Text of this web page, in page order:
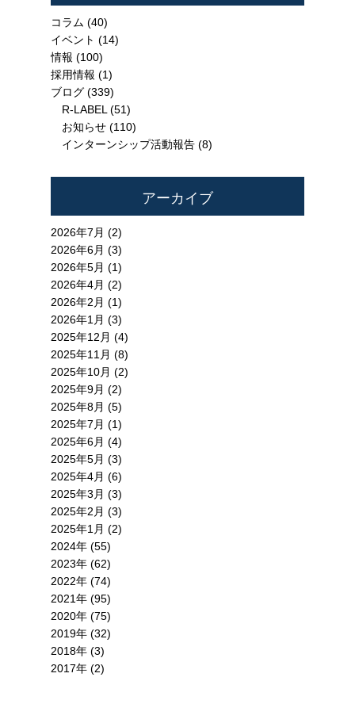
コラム (40)
イベント (14)
情報 (100)
採用情報 (1)
ブログ (339)
R-LABEL (51)
お知らせ (110)
インターンシップ活動報告 (8)
アーカイブ
2026年7月 (2)
2026年6月 (3)
2026年5月 (1)
2026年4月 (2)
2026年2月 (1)
2026年1月 (3)
2025年12月 (4)
2025年11月 (8)
2025年10月 (2)
2025年9月 (2)
2025年8月 (5)
2025年7月 (1)
2025年6月 (4)
2025年5月 (3)
2025年4月 (6)
2025年3月 (3)
2025年2月 (3)
2025年1月 (2)
2024年 (55)
2023年 (62)
2022年 (74)
2021年 (95)
2020年 (75)
2019年 (32)
2018年 (3)
2017年 (2)